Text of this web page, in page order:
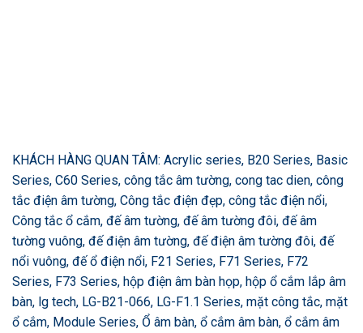
KHÁCH HÀNG QUAN TÂM: Acrylic series, B20 Series, Basic
Series, C60 Series, công tắc âm tường, cong tac dien, công
tắc điện âm tường, Công tắc điện đẹp, công tắc điện nổi,
Công tắc ổ cắm, đế âm tường, đế âm tường đôi, đế âm
tường vuông, đế điện âm tường, đế điện âm tường đôi, đế
nổi vuông, đế ổ điện nổi, F21 Series, F71 Series, F72
Series, F73 Series, hộp điện âm bàn họp, hộp ổ cắm lắp âm
bàn, lg tech, LG-B21-066, LG-F1.1 Series, mặt công tắc, mặt
ổ cắm, Module Series, Ổ âm bàn, ổ cắm âm bàn, ổ cắm âm